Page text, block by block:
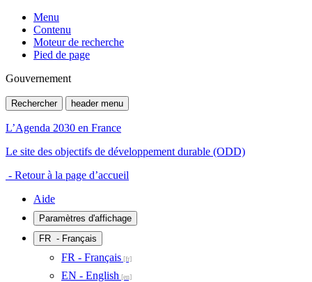
Menu
Contenu
Moteur de recherche
Pied de page
Gouvernement
Rechercher header menu
L’Agenda 2030 en France
Le site des objectifs de développement durable (ODD)
- Retour à la page d’accueil
Aide
Paramètres d'affichage
FR - Français
FR - Français
EN - English